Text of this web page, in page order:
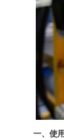
环